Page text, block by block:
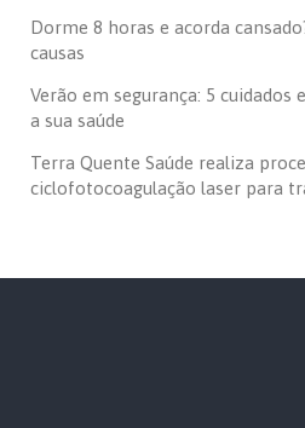
Dorme 8 horas e acorda
causas
Verão em segurança: 5 cuidados
a sua saúde
Terra Quente Saúde realiza
ciclofotocoagulação laser para